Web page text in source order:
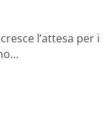
l’attesa per i